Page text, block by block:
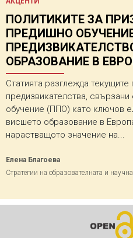
ПОЛИТИКИТЕ ЗА
ПРЕДИШНО
ОБРАЗОВАНИЕ В
Статията разглежда текущите
предизвикателства,
обучение (ППО) като ключов
висшето образование в
нарастващото значение на...
Елена Благоева
Стратегии на образователната и